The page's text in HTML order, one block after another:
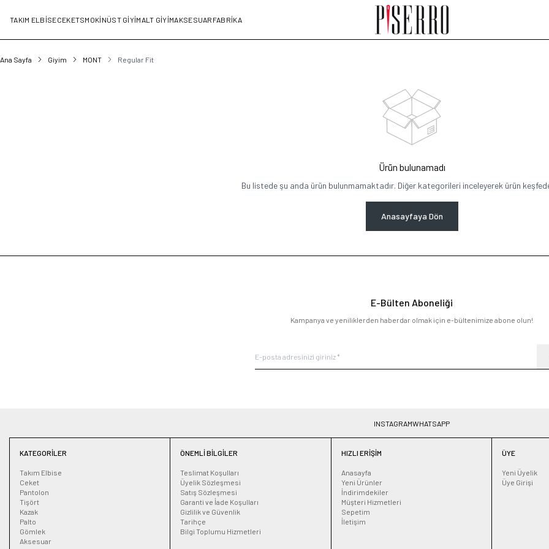
TAKIM ELBİSECEKETSMOKİNÜST GİYİMALT GİYİMAKSESUAR FABRİKA
Ana Sayfa Giyim MONT Regular Fit
Ürün bulunamadı
Bu listede şu anda ürün bulunmamaktadır. Diğer kategorileri inceleyerek ürün
Anasayfaya Dön
E-Bülten Aboneliği
Kampanya ve yeniliklerden haberdar olmak için e-bültenimize abone olun!
INSTAGRAMWHATSAPP
KATEGORILER
Takım Elbise
Ceket
Pantolon
Tişört
Kazak
Palto
Gömlek
Aksesuar
ÖNEMLI BILGILER
Teslimat Koşulları
Üyelik Sözleşmesi
Satış Sözleşmesi
Garanti ve İade Koşulları
Gizlilik ve Güvenlik
Tarihçe
Bilgi Toplumu Hizmetleri
HIZLI ERIŞIM
Anasayfa
Yeni Ürünler
İndirimdekiler
Müşteri Hizmetleri
Sepetim
İletişim
ÜYE
Yeni Üyelik
Üye Girişi